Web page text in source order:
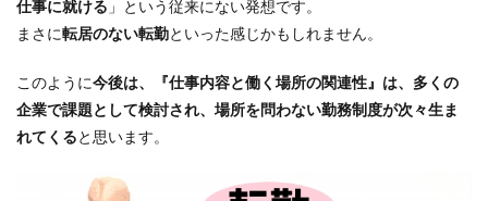
仕事に就ける 」という従来にない発想です。
まさに転居のない転勤といった感じかもしれません。
このように今後は、『仕事内容と働く場所の関連性』は、多くの
企業で課題として検討され、場所を問わない勤務制度が次々生ま
れてくると思います。